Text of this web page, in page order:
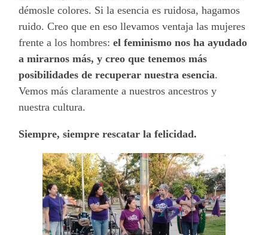
démosle colores. Si la esencia es ruidosa, hagamos
ruido. Creo que en eso llevamos ventaja las mujeres
frente a los hombres:el feminismo nos ha ayudado
a mirarnos más, y creo que tenemos más
posibilidades de recuperar nuestra esencia.
Vemos más claramente a nuestros ancestros y
nuestra cultura.
Siempre, siempre rescatar la felicidad.